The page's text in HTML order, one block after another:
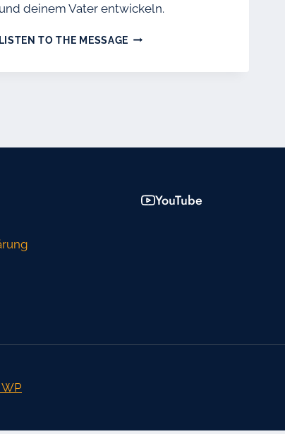
und deinem Vater entwickeln.
LISTEN TO THE MESSAGEBUCH-
YouTube